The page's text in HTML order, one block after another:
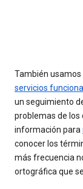
También
servicios
un seguimiento
problemas de
información para
conocer los
más frecuencia
ortográfica que